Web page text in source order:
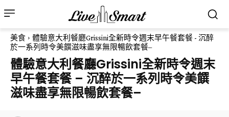
美食
體驗意大利餐廳Grissini全新時令週末早午餐套餐 - 沉醉
於一系列時令美饌滋味盡享無限暢飲套餐–
體驗意大利餐廳Grissini全新時令週末
早午餐套餐 – 沉醉於一系列時令美饌
滋味盡享無限暢飲套餐–